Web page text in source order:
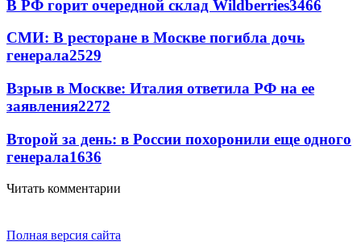
В РФ горит очередной склад Wildberries3466
СМИ: В ресторане в Москве погибла дочь
генерала2529
Взрыв в Москве: Италия ответила РФ на ее
заявления2272
Второй за день: в России похоронили еще одного
генерала1636
Читать комментарии
Полная версия сайта